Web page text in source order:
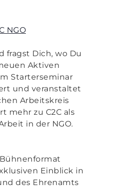
NGO
fragst Dich, wo Du
Aktiven
Starterseminar
und veranstaltet
Arbeitskreis
mehr zu C2C als
in der NGO.
Einblick in
des Ehrenamts